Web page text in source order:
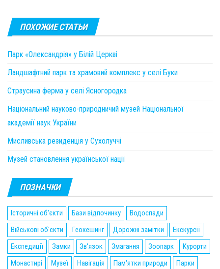
ПОХОЖИЕ СТАТЬИ
Парк «Олександрія» у Білій Церкві
Ландшафтний парк та храмовий комплекс у селі Буки
Страусина ферма у селі Ясногородка
Національний науково-природничий музей Національної
академії наук України
Мисливська резиденція у Сухолуччі
Музей становлення української нації
ПОЗНАЧКИ
Історичні об'єкти Бази відпочинку
Водоспади
Військові об'єкти
Геокешинг Дорожні замітки
Екскурсії
Експедиції
Замки Зв'язок Змагання Зоопарк
Курорти
Монастирі
Музеї Навігація Пам'ятки природи Парки